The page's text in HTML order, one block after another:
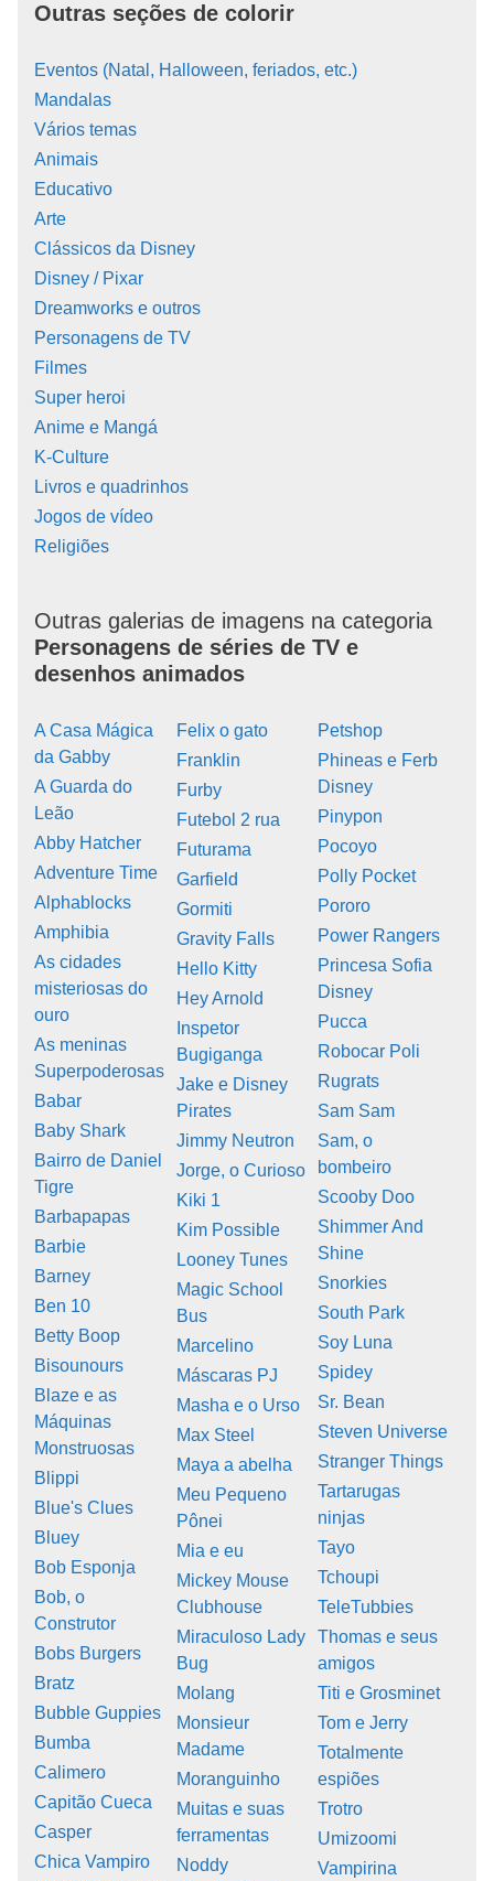
Outras seções de colorir
Eventos (Natal, Halloween, feriados, etc.)
Mandalas
Vários temas
Animais
Educativo
Arte
Clássicos da Disney
Disney / Pixar
Dreamworks e outros
Personagens de TV
Filmes
Super heroi
Anime e Mangá
K-Culture
Livros e quadrinhos
Jogos de vídeo
Religiões
Outras galerias de imagens na categoria
Personagens de séries de TV e
desenhos animados
A Casa Mágica
da Gabby
A Guarda do
Leão
Abby Hatcher
Adventure Time
Alphablocks
Amphibia
As cidades
misteriosas do
ouro
As meninas
Superpoderosas
Babar
Baby Shark
Bairro de Daniel
Tigre
Barbapapas
Barbie
Barney
Ben 10
Betty Boop
Bisounours
Blaze e as
Máquinas
Monstruosas
Blippi
Blue's Clues
Bluey
Bob Esponja
Bob, o
Construtor
Bobs Burgers
Bratz
Bubble Guppies
Bumba
Calimero
Capitão Cueca
Casper
Chica Vampiro
Felix o gato
Franklin
Furby
Futebol 2 rua
Futurama
Garfield
Gormiti
Gravity Falls
Hello Kitty
Hey Arnold
Inspetor
Bugiganga
Jake e Disney
Pirates
Jimmy Neutron
Jorge, o Curioso
Kiki 1
Kim Possible
Looney Tunes
Magic School
Bus
Marcelino
Máscaras PJ
Masha e o Urso
Max Steel
Maya a abelha
Meu Pequeno
Pônei
Mia e eu
Mickey Mouse
Clubhouse
Miraculoso Lady
Bug
Molang
Monsieur
Madame
Moranguinho
Muitas e suas
ferramentas
Noddy
Petshop
Phineas e Ferb
Disney
Pinypon
Pocoyo
Polly Pocket
Pororo
Power Rangers
Princesa Sofia
Disney
Pucca
Robocar Poli
Rugrats
Sam Sam
Sam, o
bombeiro
Scooby Doo
Shimmer And
Shine
Snorkies
South Park
Soy Luna
Spidey
Sr. Bean
Steven Universe
Stranger Things
Tartarugas
ninjas
Tayo
Tchoupi
TeleTubbies
Thomas e seus
amigos
Titi e Grosminet
Tom e Jerry
Totalmente
espiões
Trotro
Umizoomi
Vampirina